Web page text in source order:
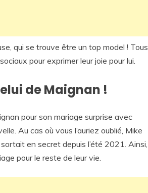
qui se trouve être un top model ! Tous
pour exprimer leur joie pour lui.
de Maignan !
pour son mariage surprise avec
Au cas où vous l’auriez oublié, Mike
en secret depuis l’été 2021. Ainsi,
pour le reste de leur vie.